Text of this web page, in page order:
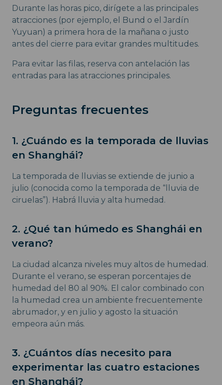
Durante las horas pico, dirígete a las principales
atracciones (por ejemplo, el Bund o el Jardín
Yuyuan) a primera hora de la mañana o justo
antes del cierre para evitar grandes multitudes.
Para evitar las filas, reserva con antelación las
entradas para las atracciones principales.
Preguntas frecuentes
1. ¿Cuándo es la temporada de lluvias
en Shanghái?
La temporada de lluvias se extiende de junio a
julio (conocida como la temporada de “lluvia de
ciruelas”). Habrá lluvia y alta humedad.
2. ¿Qué tan húmedo es Shanghái en
verano?
La ciudad alcanza niveles muy altos de humedad.
Durante el verano, se esperan porcentajes de
humedad del 80 al 90%. El calor combinado con
la humedad crea un ambiente frecuentemente
abrumador, y en julio y agosto la situación
empeora aún más.
3. ¿Cuántos días necesito para
experimentar las cuatro estaciones
en Shanghái?